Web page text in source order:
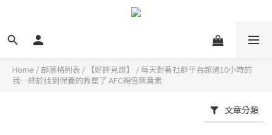
Home / 部落格列表 / 【好評見證】 /每天對著社群平台超過10小時的
我…終於找到保養的救星了 AFC視倍葉黃素
文章分類